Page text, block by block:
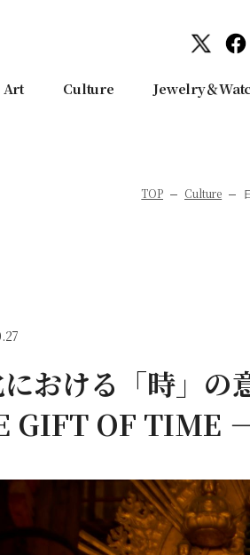
Art Culture Jewelry＆
TOP Culture
おける「時」の
GIFT OF TIME